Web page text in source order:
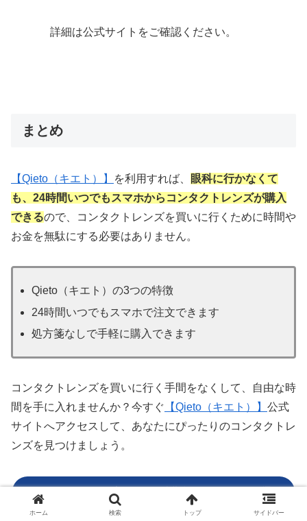
詳細は公式サイトをご確認ください。
まとめ
【Qieto（キエト）】 を利用すれば、
眼科に行かなくて
も、24時間いつでもスマホからコンタクトレンズが購入
できるので、コンタクトレンズを買いに行くために時間や
お金を無駄にする必要はありません。
Qieto（キエト）の3つの特徴
24時間いつでもスマホで注文できます
処方箋なしで手軽に購入できます
コンタクトレンズを買いに行く手間をなくして、自由な時
間を手に入れませんか？今すぐ 【Qieto（キエト）】 公式
サイトへアクセスして、あなたにぴったりのコンタクトレ
ンズを見つけましょう。
Qieto（キエト） 処方箋不要＆消費税0円のコンタクト通販
ホーム 検索 トップ サイドバー